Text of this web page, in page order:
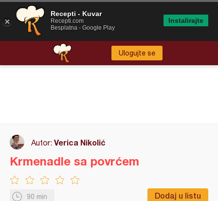
Ulogujte se
Autor: Verica Nikolić
90 min Dodaj u listu
Krmenadle sa povrćem
Recepti - Kuvar
Recepti.com
Besplatna - Google Play
Instalirajte